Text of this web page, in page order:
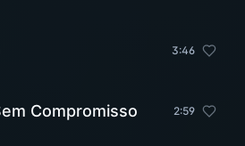
3:46
Compromisso 2:59